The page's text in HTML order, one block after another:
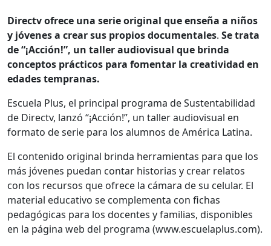
Directv ofrece una serie original que enseña a niños
y jóvenes a crear sus propios documentales. Se trata
de “¡Acción!”, un taller audiovisual que brinda
conceptos prácticos para fomentar la creatividad en
edades tempranas.
Escuela Plus, el principal programa de Sustentabilidad
de Directv, lanzó “¡Acción!”, un taller audiovisual en
formato de serie para los alumnos de América Latina.
El contenido original brinda herramientas para que los
más jóvenes puedan contar historias y crear relatos
con los recursos que ofrece la cámara de su celular. El
material educativo se complementa con fichas
pedagógicas para los docentes y familias, disponibles
en la página web del programa (www.escuelaplus.com).